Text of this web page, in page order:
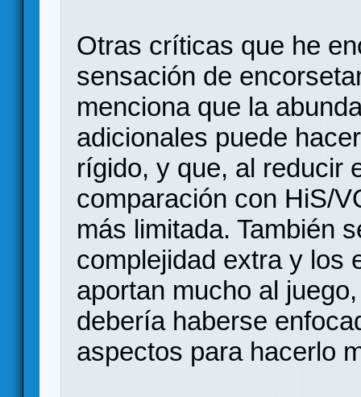
Otras críticas que he
sensación de
menciona que la
adicionales puede
rígido, y que, al reducir
comparación con HiS/
más limitada. También
complejidad extra y los
aportan mucho al
debería haberse
aspectos para hacerlo